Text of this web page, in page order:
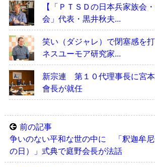
【「ＰＴＳＤの日本兵家族会
会」代表・黒井秋夫...
笑い（ダジャレ）で閉塞感を
ネスユーモア研究家...
新宗連 第１０代理事長に宮
會長が就任
前の記事
争いのない平和な世の中に 「釈迦牟
の日）」式典で庭野会長が法話